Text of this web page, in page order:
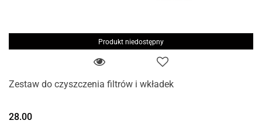
Produkt niedostępny
Zestaw do czyszczenia filtrów i wkładek
28.00